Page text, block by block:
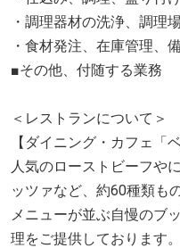
・調理器材の洗浄、調理
・食材発注、在庫管理、
■その他、付随する業務
＜レストランについて＞
【ダイニング・カフェ「
人気のローストビーフや
ッツァなど、約60種類も
メニューが並ぶ自慢のブ
理をご提供しております。